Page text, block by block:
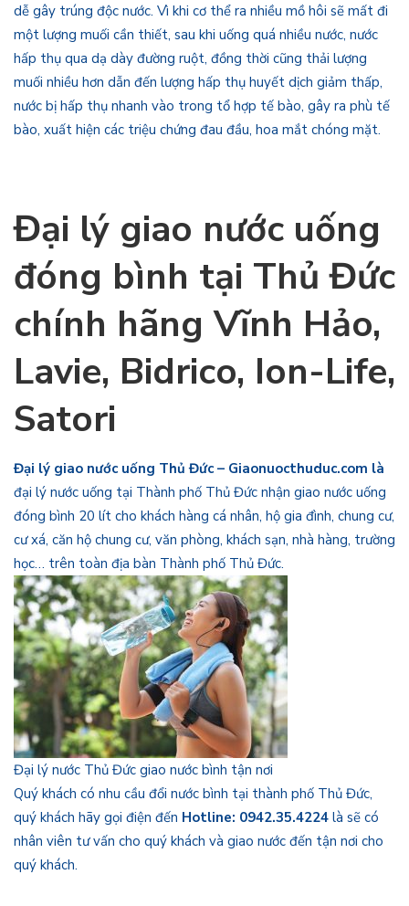
dễ gây trúng độc nước. Vì khi cơ thể ra nhiều mồ hôi sẽ mất đi
một lượng muối cần thiết, sau khi uống quá nhiều nước, nước
hấp thụ qua dạ dày đường ruột, đồng thời cũng thải lượng
muối nhiều hơn dẫn đến lượng hấp thụ huyết dịch giảm thấp,
nước bị hấp thụ nhanh vào trong tổ hợp tế bào, gây ra phù tế
bào, xuất hiện các triệu chứng đau đầu, hoa mắt chóng mặt.
Đại lý giao nước uống
đóng bình tại Thủ Đức
chính hãng Vĩnh Hảo,
Lavie, Bidrico, Ion-Life,
Satori
Đại lý giao nước uống Thủ Đức – Giaonuocthuduc.com là
đại lý nước uống tại Thành phố Thủ Đức nhận giao nước uống
đóng bình 20 lít cho khách hàng cá nhân, hộ gia đình, chung cư,
cư xá, căn hộ chung cư, văn phòng, khách sạn, nhà hàng, trường
học… trên toàn địa bàn Thành phố Thủ Đức.
Đại lý nước Thủ Đức giao nước bình tận nơi
Quý khách có nhu cầu đổi nước bình tại thành phố Thủ Đức,
quý khách hãy gọi điện đến Hotline: 0942.35.4224 là sẽ có
nhân viên tư vấn cho quý khách và giao nước đến tận nơi cho
quý khách.